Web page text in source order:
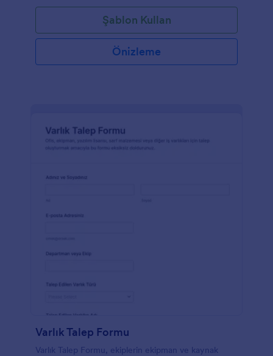
Şablon Kullan
Önizleme
Varlık Talep Formu
Varlık Talep Formu, ekiplerin ekipman ve kaynak